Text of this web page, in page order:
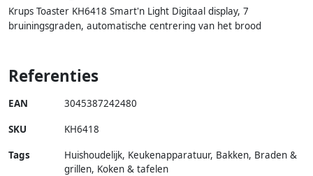
Krups Toaster KH6418 Smart'n Light Digitaal display, 7
bruiningsgraden, automatische centrering van het brood
Referenties
EAN 3045387242480
SKU KH6418
Tags
Huishoudelijk, Keukenapparatuur, Bakken, Braden &
grillen, Koken & tafelen